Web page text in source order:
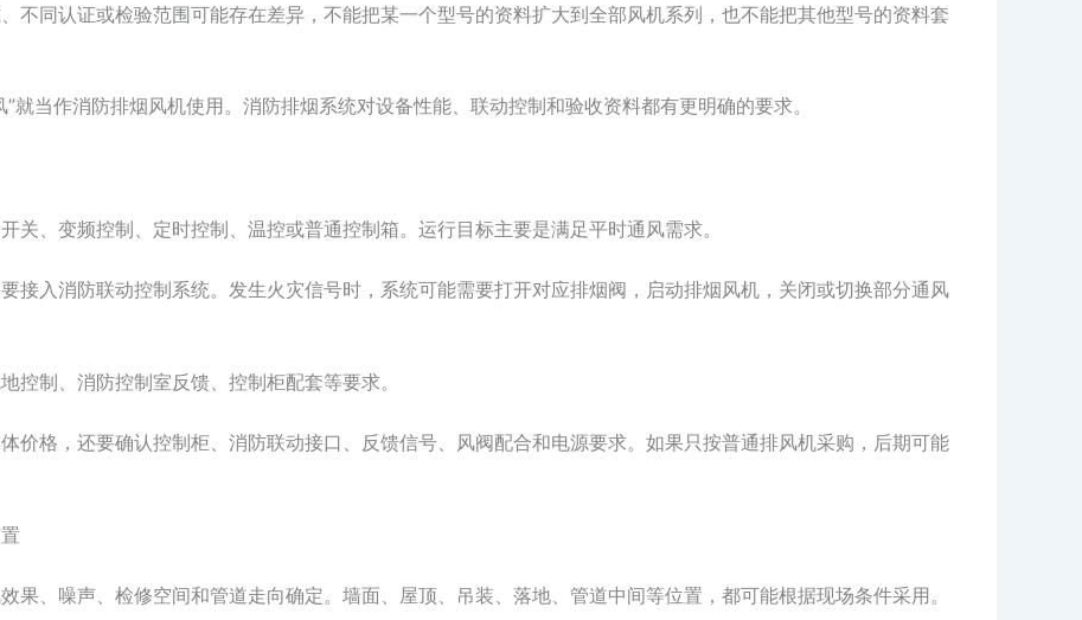
不同认证或检验范围可能存在差异，不能把某一个型号的资料扩大到全部风机系列，也不能把其他型号的资料套
就当作消防排烟风机使用。消防排烟系统对设备性能、联动控制和验收资料都有更明确的要求。
关、变频控制、定时控制、温控或普通控制箱。运行目标主要是满足平时通风需求。
接入消防联动控制系统。发生火灾信号时，系统可能需要打开对应排烟阀，启动排烟风机，关闭或切换部分通风
控制、消防控制室反馈、控制柜配套等要求。
价格，还要确认控制柜、消防联动接口、反馈信号、风阀配合和电源要求。如果只按普通排风机采购，后期可能
果、噪声、检修空间和管道走向确定。墙面、屋顶、吊装、落地、管道中间等位置，都可能根据现场条件采用。